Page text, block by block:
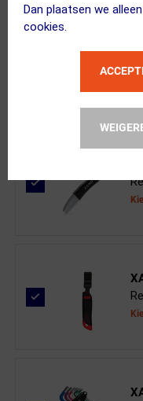
Dan plaatsen we
cookies.
Pro